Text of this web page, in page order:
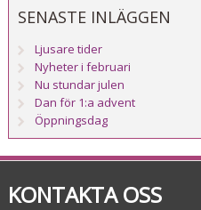
SENASTE INLÄGGEN
Ljusare tider
Nyheter i februari
Nu stundar julen
Dan för 1:a advent
Öppningsdag
KONTAKTA OSS